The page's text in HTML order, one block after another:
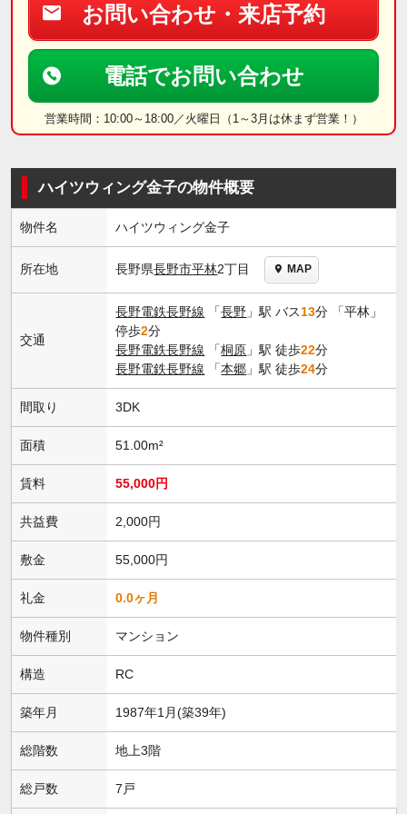
お問い合わせ・来店予約
電話でお問い合わせ
営業時間：10:00～18:00／火曜日（1～3月は休まず営業！）
ハイツウィング金子の物件概要
物件名 ハイツウィング金子
所在地 長野県長野市平林2丁目 MAP
交通
長野電鉄長野線 「長野 」駅 バス13分 「平林」
停歩2分
長野電鉄長野線 「桐原 」駅 徒歩22分
長野電鉄長野線 「本郷 」駅 徒歩24分
間取り 3DK
面積 51.00m²
賃料 55,000円
共益費 2,000円
敷金 55,000円
礼金 0.0ヶ月
物件種別 マンション
構造 RC
築年月 1987年1月(築39年)
総階数 地上3階
総戸数 7戸